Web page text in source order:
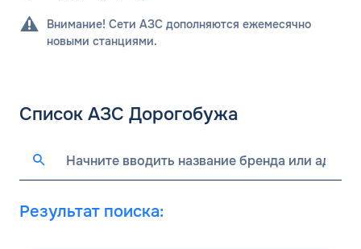
Внимание! Сети АЗС дополняются ежемесячно
новыми станциями.
Список АЗС Дорогобужа
Результат поиска: